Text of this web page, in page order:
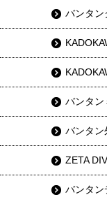
バンタン
バンタン
バンタン
ZETA
バンタン